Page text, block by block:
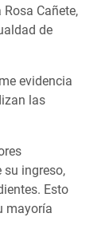
Cañete,
de
evidencia
las
ingreso,
Esto
mayoría